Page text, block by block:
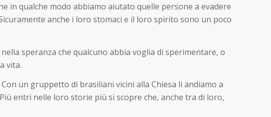
qualche modo abbiamo aiutato quelle persone a evadere
anche i loro stomaci e il loro spirito sono un poco
speranza che qualcuno abbia voglia di sperimentare, o
vita.
un gruppetto di brasiliani vicini alla Chiesa li andiamo a
entri nelle loro storie più si scopre che, anche tra di loro,